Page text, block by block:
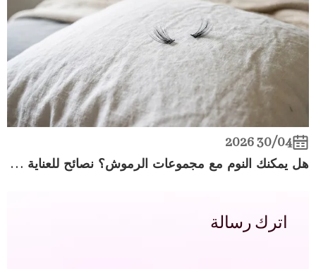
30/04 2026
هل يمكنك النوم مع مجموعات الرموش؟ نصائح للعناية بالرموش ليلاً باستخدام الرموش اليدوية
اترك رسالة